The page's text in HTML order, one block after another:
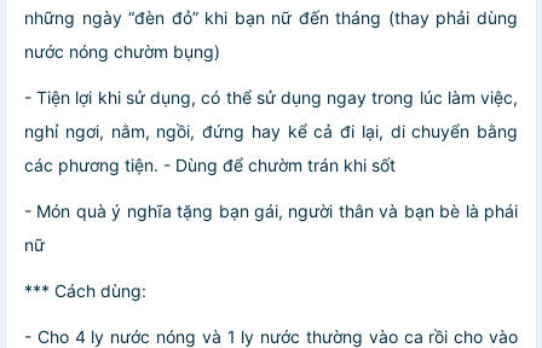
những ngày “đèn đỏ” khi bạn nữ đến tháng (thay phải dùng
nước nóng chườm bụng)
- Tiện lợi khi sử dụng, có thể sử dụng ngay trong lúc làm việc,
nghỉ ngơi, nằm, ngồi, đứng hay kể cả đi lại, di chuyển bằng
các phương tiện. - Dùng để chườm trán khi sốt
- Món quà ý nghĩa tặng bạn gái, người thân và bạn bè là phái
nữ
*** Cách dùng:
- Cho 4 ly nước nóng và 1 ly nước thường vào ca rồi cho vào